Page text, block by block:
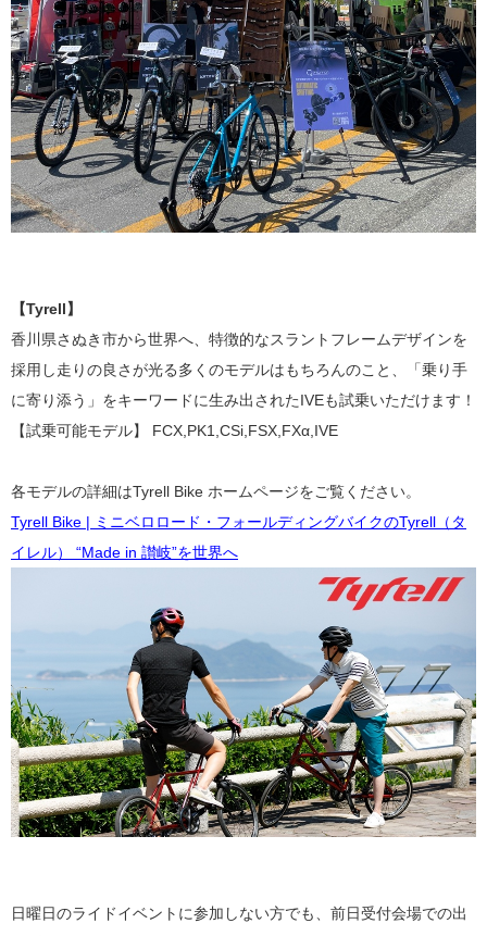
【Tyrell】
香川県さぬき市から世界へ、特徴的なスラントフレームデザインを
採用し走りの良さが光る多くのモデルはもちろんのこと、「乗り手
に寄り添う」をキーワードに生み出されたIVEも試乗いただけます！
【試乗可能モデル】 FCX,PK1,CSi,FSX,FXα,IVE
各モデルの詳細はTyrell Bike ホームページをご覧ください。
Tyrell Bike | ミニベロロード・フォールディングバイクのTyrell（タ
イレル） “Made in 讃岐”を世界へ
日曜日のライドイベントに参加しない方でも、前日受付会場での出